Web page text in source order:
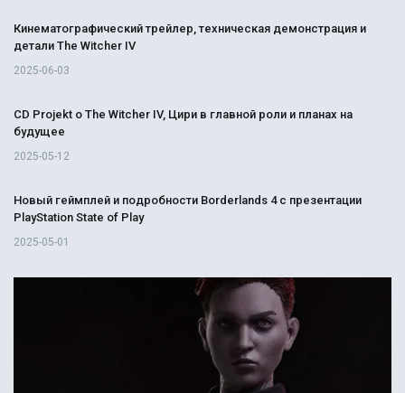
Кинематографический трейлер, техническая демонстрация и
детали The Witcher IV
2025-06-03
CD Projekt о The Witcher IV, Цири в главной роли и планах на
будущее
2025-05-12
Новый геймплей и подробности Borderlands 4 с презентации
PlayStation State of Play
2025-05-01